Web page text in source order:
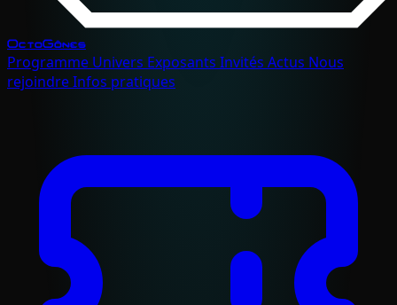
OctoGônes
Programme Univers Exposants Invités Actus Nous
rejoindreInfos pratiques